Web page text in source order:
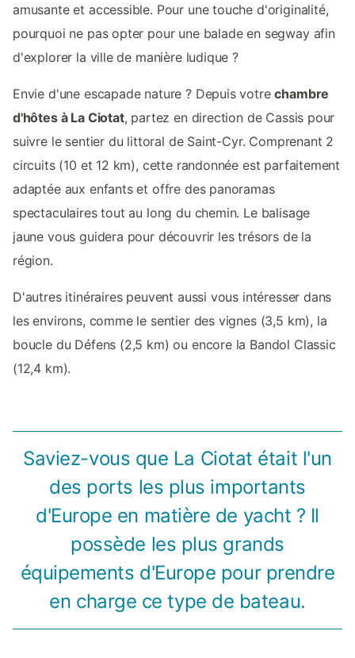
amusante et accessible. Pour une touche d'originalité,
pourquoi ne pas opter pour une balade en segway afin
d'explorer la ville de manière ludique ?
Envie d'une escapade nature ? Depuis votrechambre
d'hôtes à La Ciotat, partez en direction de Cassis pour
suivre le sentier du littoral de Saint-Cyr. Comprenant 2
circuits (10 et 12 km), cette randonnée est parfaitement
adaptée aux enfants et offre des panoramas
spectaculaires tout au long du chemin. Le balisage
jaune vous guidera pour découvrir les trésors de la
région.
D'autres itinéraires peuvent aussi vous intéresser dans
les environs, comme le sentier des vignes (3,5 km), la
boucle du Défens (2,5 km) ou encore la Bandol Classic
(12,4 km).
Saviez-vous que La Ciotat était l'un
des ports les plus importants
d'Europe en matière de yacht ? Il
possède les plus grands
équipements d'Europe pour prendre
en charge ce type de bateau.